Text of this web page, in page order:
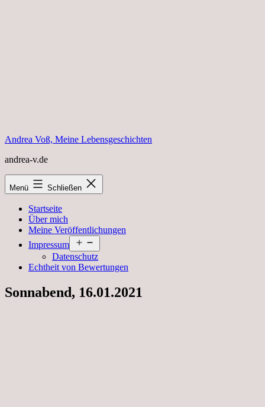
Andrea Voß, Meine Lebensgeschichten
andrea-v.de
Menü Schließen
Startseite
Über mich
Meine Veröffentlichungen
Impressum
öffnen
Datenschutz
Echtheit von Bewertungen
Sonnabend, 16.01.2021